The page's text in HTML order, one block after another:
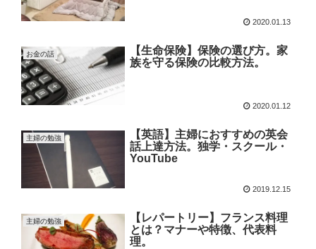
2020.01.13
お金の話
【生命保険】保険の選び方。家
族を守る保険の比較方法。
2020.01.12
主婦の勉強
【英語】主婦におすすめの英会
話上達方法。独学・スクール・
YouTube
2019.12.15
主婦の勉強
【レパートリー】フランス料理
とは？マナーや特徴、代表料
理。